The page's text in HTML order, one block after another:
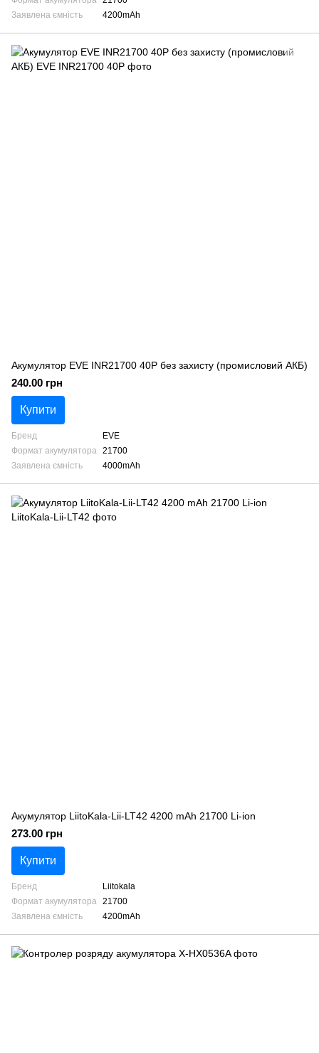
Заявлена ємність
4200mAh
Акумулятор EVE INR21700 40P без захисту (промисловий АКБ)
240.00 грн
Купити
Бренд
EVE
Формат акумулятора 21700
Заявлена ємність
4000mAh
Акумулятор LiitoKala-Lii-LT42 4200 mAh 21700 Li-ion
273.00 грн
Купити
Бренд
Liitokala
Формат акумулятора 21700
Заявлена ємність
4200mAh